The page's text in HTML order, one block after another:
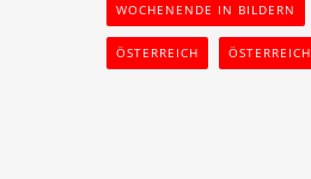
WOCHENENDE IN BILDERN
ÖSTERREICH ÖSTERREICH